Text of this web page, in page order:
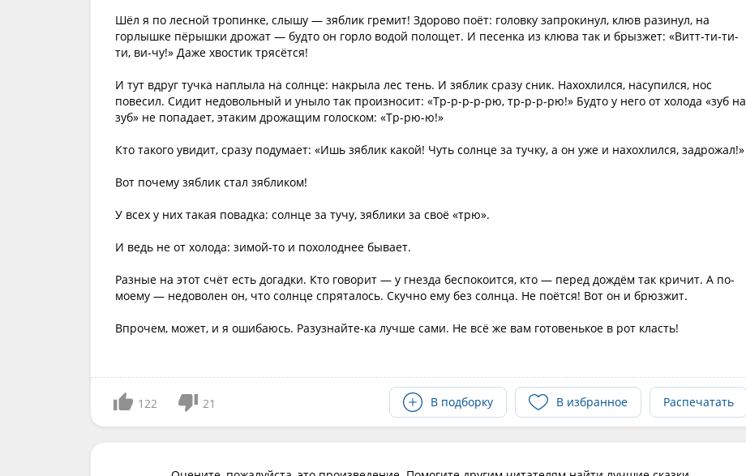
Шёл я по лесной тропинке, слышу — зяблик гремит! Здорово поёт: головку запрокинул, клюв разинул, на
горлышке пёрышки дрожат — будто он горло водой полощет. И песенка из клюва так и брызжет: «Витт-ти-ти-
ти, ви-чу!» Даже хвостик трясётся!
И тут вдруг тучка наплыла на солнце: накрыла лес тень. И зяблик сразу сник. Нахохлился, насупился, нос
повесил. Сидит недовольный и уныло так произносит: «Тр-р-р-р-рю, тр-р-р-рю!» Будто у него от холода «зуб на
зуб» не попадает, этаким дрожащим голоском: «Тр-рю-ю!»
Кто такого увидит, сразу подумает: «Ишь зяблик какой! Чуть солнце за тучку, а он уже и нахохлился, задрожал!»
Вот почему зяблик стал зябликом!
У всех у них такая повадка: солнце за тучу, зяблики за своё «трю».
И ведь не от холода: зимой-то и похолоднее бывает.
Разные на этот счёт есть догадки. Кто говорит — у гнезда беспокоится, кто — перед дождём так кричит. А по-
моему — недоволен он, что солнце спряталось. Скучно ему без солнца. Не поётся! Вот он и брюзжит.
Впрочем, может, и я ошибаюсь. Разузнайте-ка лучше сами. Не всё же вам готовенькое в рот класть!
122 21 В подборку В избранное Распечатать